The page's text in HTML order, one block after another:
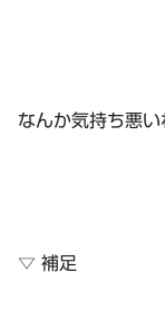
なんか気持ち悪い
▽ 補足